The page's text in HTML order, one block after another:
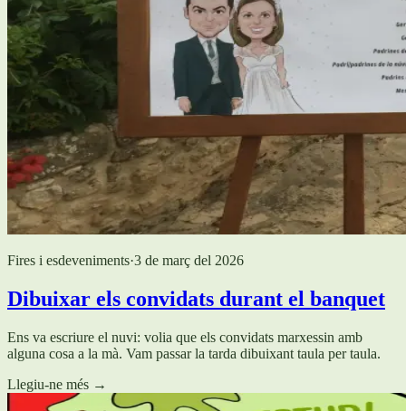
Fires i esdeveniments·3 de març del 2026
Dibuixar els convidats durant el banquet
Ens va escriure el nuvi: volia que els convidats marxessin amb
alguna cosa a la mà. Vam passar la tarda dibuixant taula per taula.
Llegiu-ne més →